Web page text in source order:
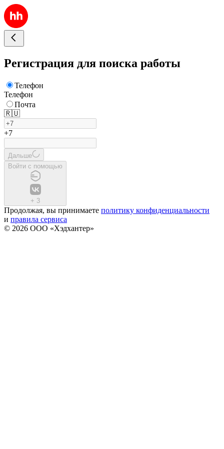
Регистрация для поиска работы
Телефон
Телефон
Почта
🇷🇺
+7
Дальше
Войти с помощью
+ 3
Продолжая, вы принимаете политику конфиденциальности
и правила сервиса
© 2026 ООО «Хэдхантер»